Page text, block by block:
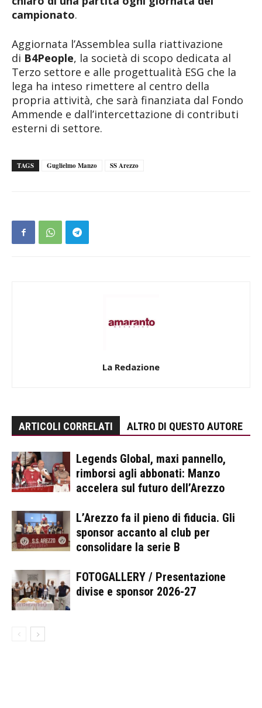
campionato.
Aggiornata l’Assemblea sulla riattivazione
di B4People, la società di scopo dedicata al
Terzo settore e alle progettualità ESG che la
lega ha inteso rimettere al centro della
propria attività, che sarà finanziata dal Fondo
Ammende e dall’intercettazione di contributi
esterni di settore.
TAGS Guglielmo Manzo SS Arezzo
La Redazione
ARTICOLI CORRELATI ALTRO DI QUESTO AUTORE
Legends Global, maxi pannello,
rimborsi agli abbonati: Manzo
accelera sul futuro dell’Arezzo
L’Arezzo fa il pieno di fiducia. Gli
sponsor accanto al club per
consolidare la serie B
FOTOGALLERY / Presentazione
divise e sponsor 2026-27